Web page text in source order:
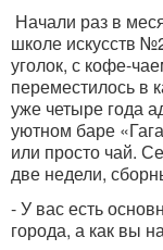
Начали раз в
школе искусств
уголок, с кофе-
переместилось в
уже четыре года
уютном баре
или просто чай.
две недели,
- У вас есть
города, а как вы